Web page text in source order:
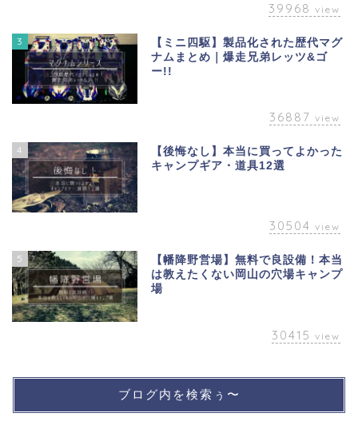
39968 view
3
【ミニ四駆】製品化された歴代マグ
ナムまとめ｜爆走兄弟レッツ&ゴ
ー!!
36887 view
4
【後悔なし】本当に買ってよかった
キャンプギア・道具12選
30504 view
5
【幡降野営場】無料で良設備！本当
は教えたくない岡山の穴場キャンプ
場
30415 view
ブログ内を検索ぅ〜